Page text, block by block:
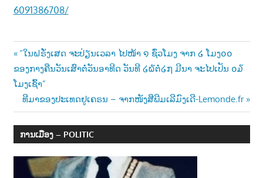
6091386708/
Post
navigation
Previous
Post:
“ໃນຝຣັ່ງເສດ ຈະປ່ຽນເວລາ ໄປໜ້າ ໑ ຊົ່ວໂມງ ຈາກ ໒ ໂມງ໐໐
ຂອງກາງຄືນວັນເສົາຕໍ່ວັນອາທີດ ວັນທີ ໒໖ຕໍ່໒໗ ມີນາ ຈະໄປເປັນ ໐໓
ໂມງເຊົ້າ”
Next
Post:
ທີມາຂອງປະເທດຢູເຄຣນ – ຈາກໜັງສືພີມເລີມົງເດີ-Lemonde.fr
ການເມືອງ – POLITIC